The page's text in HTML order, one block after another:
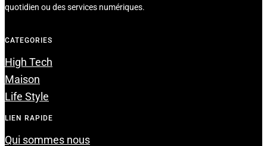
quotidien ou des services numériques.
CATEGORIES
High Tech
Maison
Life Style
LIEN RAPIDE
Qui sommes nous